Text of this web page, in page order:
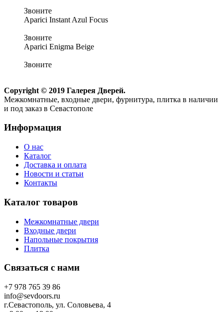
Звоните
Aparici Instant Azul Focus
Звоните
Aparici Enigma Beige
Звоните
Copyright © 2019 Галерея Дверей.
Межкомнатные, входные двери, фурнитура, плитка в наличии
и под заказ в Севастополе
Информация
О нас
Каталог
Доставка и оплата
Новости и статьи
Контакты
Каталог товаров
Межкомнатные двери
Входные двери
Напольные покрытия
Плитка
Связаться с нами
+7 978 765 39 86
info@sevdoors.ru
г.Севастополь, ул. Соловьева, 4